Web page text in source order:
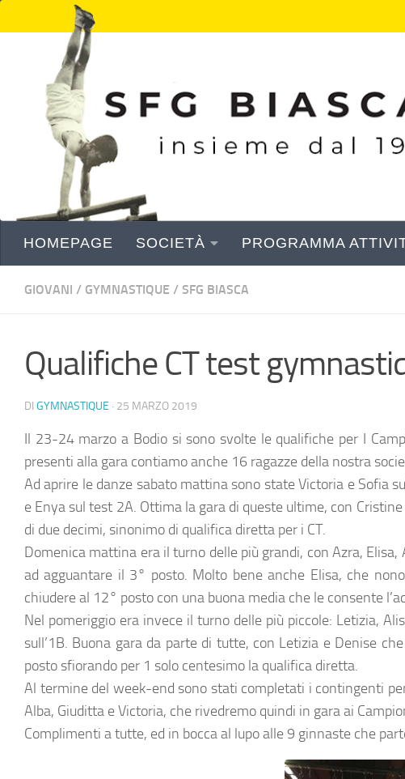
Sotto il contenuto
HOMEPAGE SOCIETÀ PROGRAMMA
GIOVANI / GYMNASTIQUE / SFG BIASCA
Qualifiche CT test
DI GYMNASTIQUE · 25 MARZO 2019
Il 23-24 marzo a Bodio si sono svolte le qualifiche per I
presenti alla gara contiamo anche 16 ragazze della nostra
Ad aprire le danze sabato mattina sono state Victoria e Sofia
e Enya sul test 2A. Ottima la gara di queste ultime, con
di due decimi, sinonimo di qualifica diretta per i CT.
Domenica mattina era il turno delle più grandi, con Azra,
ad agguantare il 3° posto. Molto bene anche Elisa, che
chiudere al 12° posto con una buona media che le consente
Nel pomeriggio era invece il turno delle più piccole: Letizia,
sull’1B. Buona gara da parte di tutte, con Letizia e Denise
posto sfiorando per 1 solo centesimo la qualifica diretta.
Al termine del week-end sono stati completati i contingenti
Alba, Giuditta e Victoria, che rivedremo quindi in gara ai
Complimenti a tutte, ed in bocca al lupo alle 9 ginnaste che